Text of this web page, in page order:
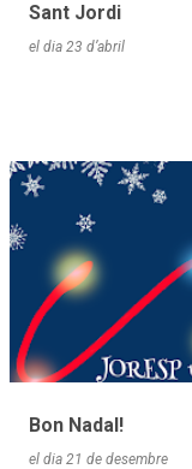
Sant Jordi
el dia 23 d’abril
Bon Nadal!
el dia 21 de desembre